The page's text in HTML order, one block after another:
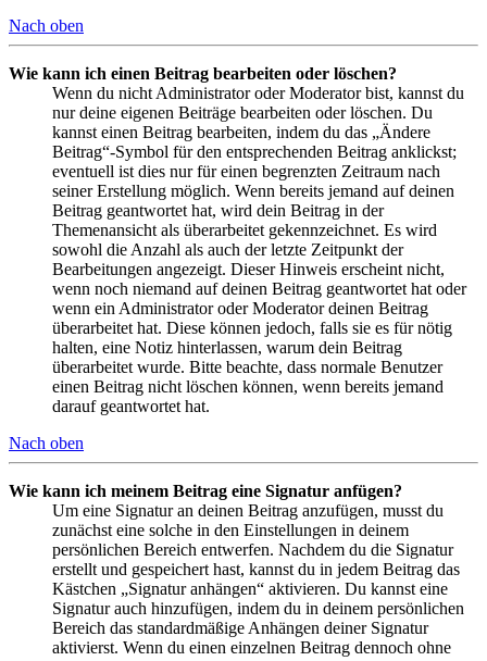
Nach oben
Wie kann ich einen Beitrag bearbeiten oder löschen?
Wenn du nicht Administrator oder Moderator bist, kannst du
nur deine eigenen Beiträge bearbeiten oder löschen. Du
kannst einen Beitrag bearbeiten, indem du das „Ändere
Beitrag“-Symbol für den entsprechenden Beitrag anklickst;
eventuell ist dies nur für einen begrenzten Zeitraum nach
seiner Erstellung möglich. Wenn bereits jemand auf deinen
Beitrag geantwortet hat, wird dein Beitrag in der
Themenansicht als überarbeitet gekennzeichnet. Es wird
sowohl die Anzahl als auch der letzte Zeitpunkt der
Bearbeitungen angezeigt. Dieser Hinweis erscheint nicht,
wenn noch niemand auf deinen Beitrag geantwortet hat oder
wenn ein Administrator oder Moderator deinen Beitrag
überarbeitet hat. Diese können jedoch, falls sie es für nötig
halten, eine Notiz hinterlassen, warum dein Beitrag
überarbeitet wurde. Bitte beachte, dass normale Benutzer
einen Beitrag nicht löschen können, wenn bereits jemand
darauf geantwortet hat.
Nach oben
Wie kann ich meinem Beitrag eine Signatur anfügen?
Um eine Signatur an deinen Beitrag anzufügen, musst du
zunächst eine solche in den Einstellungen in deinem
persönlichen Bereich entwerfen. Nachdem du die Signatur
erstellt und gespeichert hast, kannst du in jedem Beitrag das
Kästchen „Signatur anhängen“ aktivieren. Du kannst eine
Signatur auch hinzufügen, indem du in deinem persönlichen
Bereich das standardmäßige Anhängen deiner Signatur
aktivierst. Wenn du einen einzelnen Beitrag dennoch ohne